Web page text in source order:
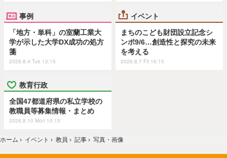
事例
「地方・単科」の室蘭工業大
学が示した大学DX成功の処方
箋
2026.8.4 Tue 12:15
イベント
まちのこども財団設立記念シ
ンポ9/6…創造性と探究の未来
を考える
2026.8.7 Fri 16:15
教育行政
全国47都道府県の私立学校の
教職員等募集情報・まとめ
2026.8.10 Mon 10:15
ホーム › イベント › 教員 › 記事 › 写真・画像